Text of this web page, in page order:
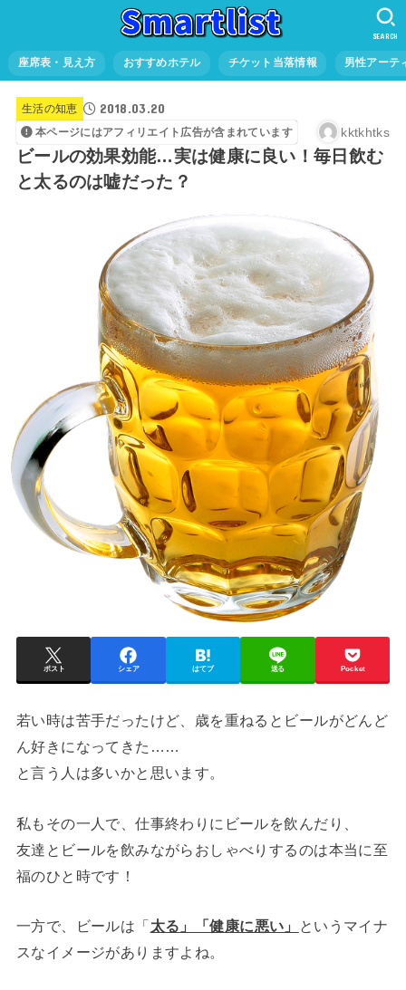
座席表・見え方 おすすめホテル チケット当落情報 男性アーテ
SEARCH
生活の知恵 2018.03.20
本ページにはアフィリエイト広告が含まれています kktkhtks
ビールの効果効能…実は健康に良い！毎日飲む
と太るのは嘘だった？
ポスト シェア はてブ 送る Pocket
若い時は苦手だったけど、歳を重ねるとビールがどんど
ん好きになってきた……
と言う人は多いかと思います。
私もその一人で、仕事終わりにビールを飲んだり、
友達とビールを飲みながらおしゃべりするのは本当に至
福のひと時です！
一方で、ビールは「太る」「健康に悪い」
というマイナ
スなイメージがありますよね。